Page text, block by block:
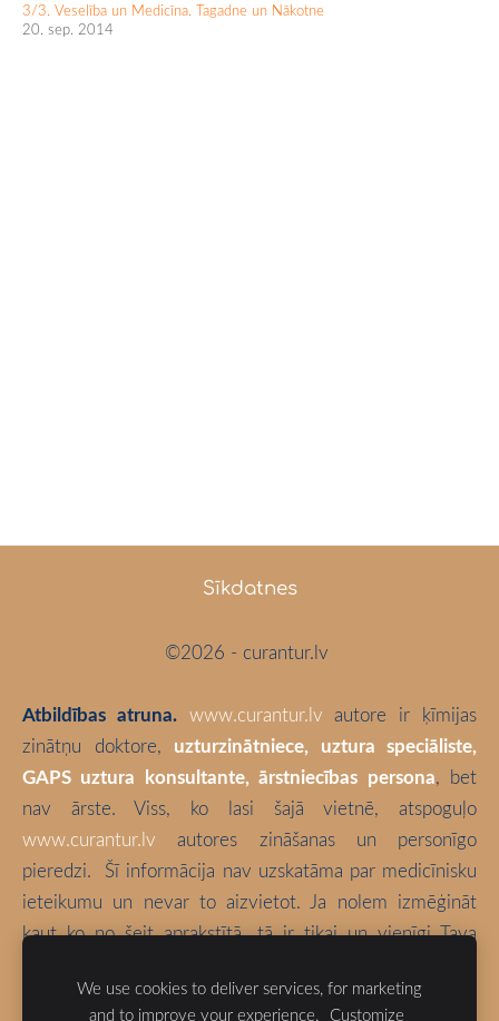
3/3. Veselība un Medicīna. Tagadne un Nākotne
20. sep. 2014
Sīkdatnes
©2026 - curantur.lv
Atbildības atruna. www.curantur.lv autore ir ķīmijas
zinātņu doktore, uzturzinātniece, uztura speciāliste,
GAPS uztura konsultante, ārstniecības persona, bet
nav ārste. Viss, ko lasi šajā vietnē, atspoguļo
www.curantur.lv autores zināšanas un personīgo
pieredzi. Šī informācija nav uzskatāma par medicīnisku
ieteikumu un nevar to aizvietot. Ja nolem izmēģināt
kaut ko no šeit aprakstītā, tā ir tikai un vienīgi Tava
We use cookies to deliver services, for marketing
and to improve your experience. Customize